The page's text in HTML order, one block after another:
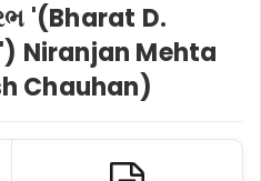
'(Bharat D.
Niranjan Mehta
Chauhan)